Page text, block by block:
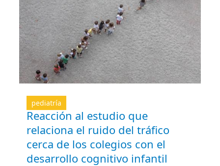
pediatría
Reacción al estudio que
relaciona el ruido del tráfico
cerca de los colegios con el
desarrollo cognitivo infantil